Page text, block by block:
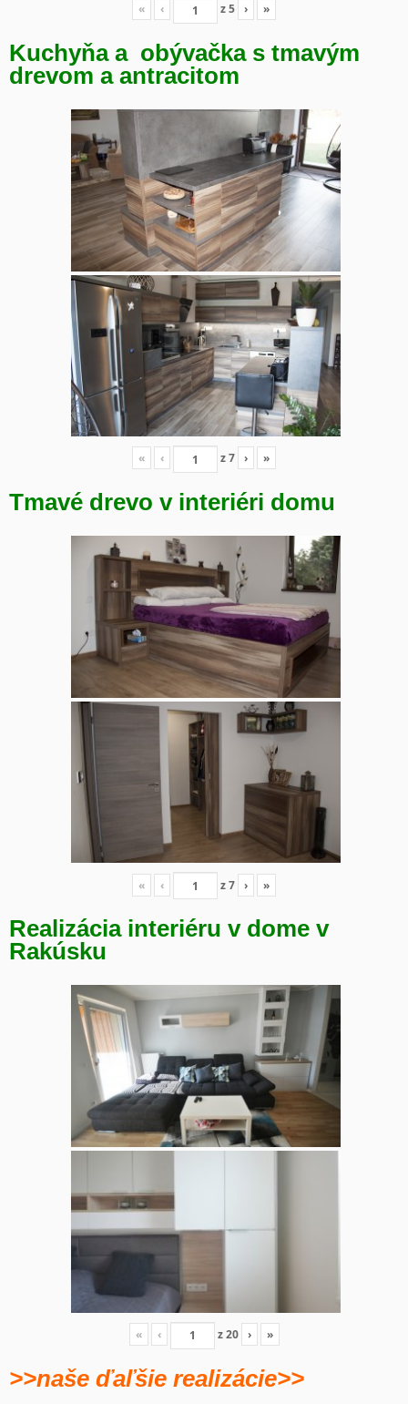
« ‹ z5 › »
Kuchyňa a obývačka s tmavým
drevom a antracitom
« ‹ z7 › »
Tmavé drevo v interiéri domu
« ‹ z7 › »
Realizácia interiéru v dome v
Rakúsku
« ‹ z20 › »
>>naše ďaľšie realizácie>>